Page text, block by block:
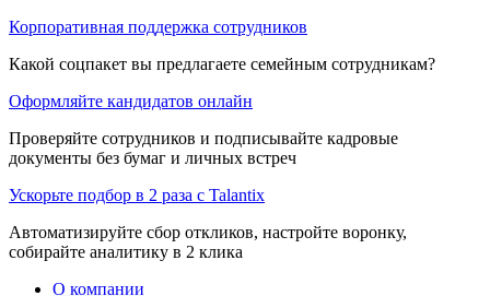
Корпоративная поддержка сотрудников
Какой соцпакет вы предлагаете семейным сотрудникам?
Оформляйте кандидатов онлайн
Проверяйте сотрудников и подписывайте кадровые
документы без бумаг и личных встреч
Ускорьте подбор в 2 раза с Talantix
Автоматизируйте сбор откликов, настройте воронку,
собирайте аналитику в 2 клика
О компании